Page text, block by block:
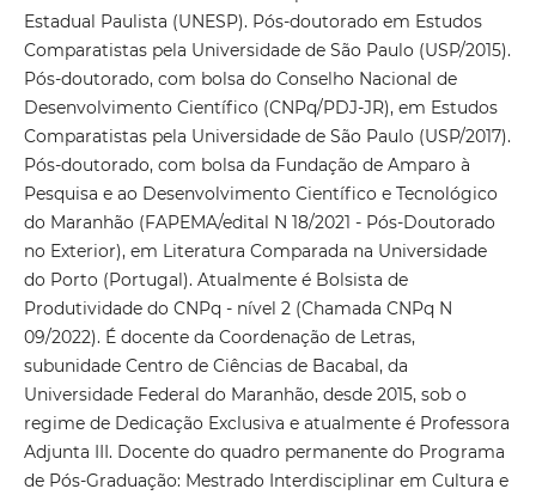
Estadual Paulista (UNESP). Pós-doutorado em Estudos
Comparatistas pela Universidade de São Paulo (USP/2015).
Pós-doutorado, com bolsa do Conselho Nacional de
Desenvolvimento Científico (CNPq/PDJ-JR), em Estudos
Comparatistas pela Universidade de São Paulo (USP/2017).
Pós-doutorado, com bolsa da Fundação de Amparo à
Pesquisa e ao Desenvolvimento Científico e Tecnológico
do Maranhão (FAPEMA/edital N 18/2021 - Pós-Doutorado
no Exterior), em Literatura Comparada na Universidade
do Porto (Portugal). Atualmente é Bolsista de
Produtividade do CNPq - nível 2 (Chamada CNPq N
09/2022). É docente da Coordenação de Letras,
subunidade Centro de Ciências de Bacabal, da
Universidade Federal do Maranhão, desde 2015, sob o
regime de Dedicação Exclusiva e atualmente é Professora
Adjunta III. Docente do quadro permanente do Programa
de Pós-Graduação: Mestrado Interdisciplinar em Cultura e